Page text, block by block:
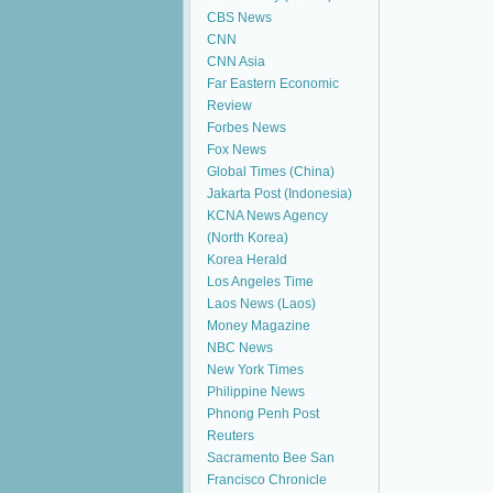
CBS News
CNN
CNN Asia
Far Eastern Economic
Review
Forbes News
Fox News
Global Times (China)
Jakarta Post (Indonesia)
KCNA News Agency
(North Korea)
Korea Herald
Los Angeles Time
Laos News (Laos)
Money Magazine
NBC News
New York Times
Philippine News
Phnong Penh Post
Reuters
Sacramento Bee San
Francisco Chronicle